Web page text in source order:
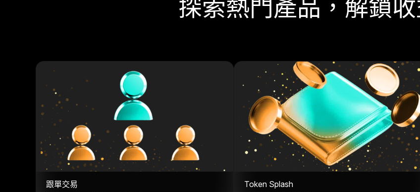
探索熱門產品，解鎖
跟單交易 Token Splash